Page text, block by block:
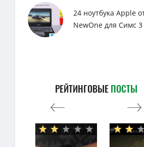
24 ноутбука Apple
NewOne для Симс 3
РЕЙТИНГОВЫЕПОСТЫ